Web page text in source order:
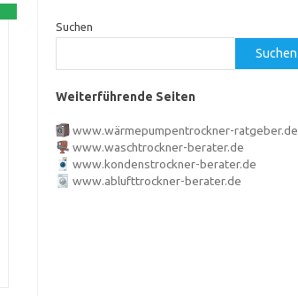
Suchen
Suchen
Weiterführende Seiten
www.wärmepumpentrockner-ratgeber.de
www.waschtrockner-berater.de
www.kondenstrockner-berater.de
www.ablufttrockner-berater.de